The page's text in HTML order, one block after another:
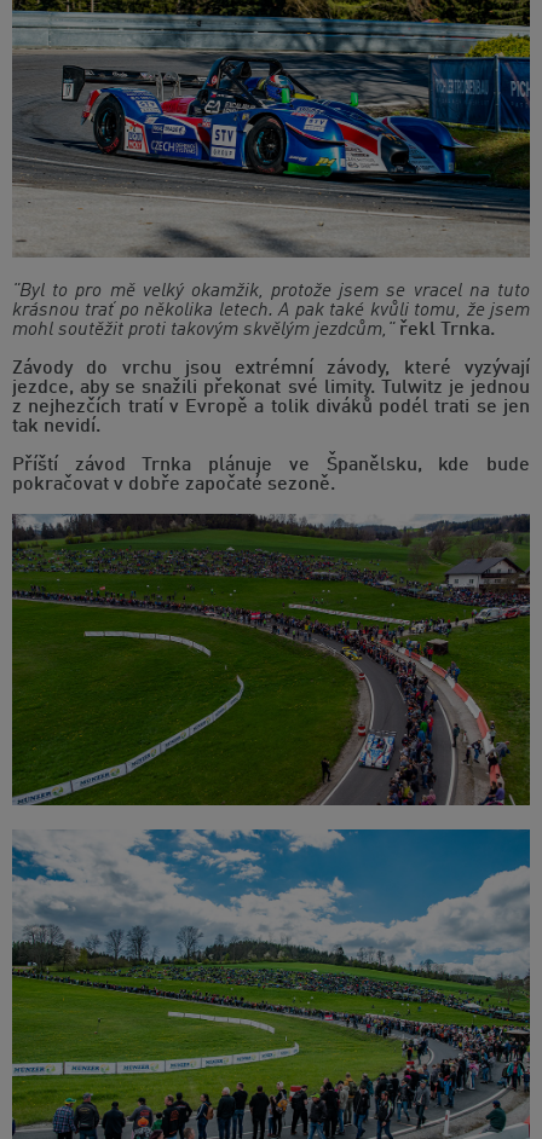
"Byl to pro mě velký okamžik, protože jsem se vracel na tuto
krásnou trať po několika letech. A pak také kvůli tomu, že jsem
mohl soutěžit proti takovým skvělým jezdcům," řekl Trnka.
Závody do vrchu jsou extrémní závody, které vyzývají
jezdce, aby se snažili překonat své limity. Tulwitz je jednou
z nejhezčích tratí v Evropě a tolik diváků podél trati se jen
tak nevidí.
Příští závod Trnka plánuje ve Španělsku, kde bude
pokračovat v dobře započaté sezoně.